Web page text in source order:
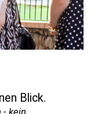
Blick.